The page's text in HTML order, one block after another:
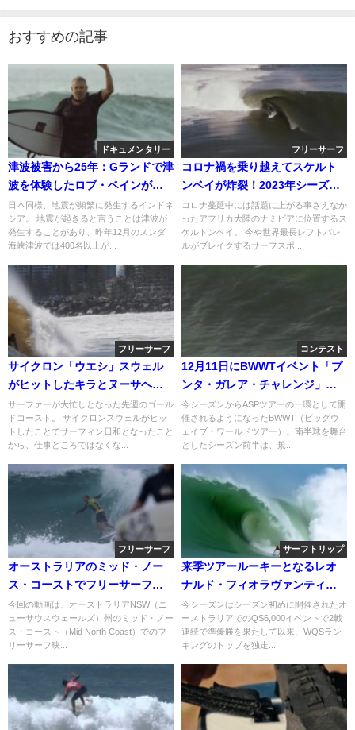
おすすめの記事
ドキュメンタリー
津波被害から25年：Gランドで津
波を体験したロブ・ベインが息
子とトリップ
日本同様、地震が頻繁に発生するインドネ
シア。 地震が起きると言うことは津波が
発生することがあり、昨年12月のスンダ
海峡津波では400名以上が...
フリーサーフ
コロナ禍を乗り越えてスケルト
ンベイが炸裂！2023年シーズン
のドローン動画
コロナ蔓延中には話題に上がる事さえなか
ったアフリカ大陸のナミビアに位置するス
ケルトンベイ。 今や世界最長レフトバレ
ルがブレイクするサーフスポ...
フリーサーフ
サイクロン「ウエシ」スウェル
がヒットしたキラとヌーサヘッ
ズ動画
サーファーが大忙しとなった先週のゴール
ドコースト。 サイクロンスウェルがヒッ
トしたことでサーフィン日和となったこと
から、仕事どころではなくな...
コンテスト
12月11日にBWWTイベント「プ
ンタ・ガレア・チャレンジ」の
開催決定
今シーズンからASPツアーの一環として開
催されるようになったBWWT（ビッグウ
ェイブ・ワールドツアー）。南半球を舞台
としたシーズン前半は、規...
フリーサーフ
オーストラリアのミッド・ノー
ス・コーストでフリーサーフ：
アダム・メリング&ジェームス・
ウッド
今回の動画は、オーストラリアNSW（ニ
ューサウスウェールズ）州のミッド・ノー
ス・コースト（Mid North Coast）でのフ
リーサーフ映...
サーフトリップ
来季ツアールーキーとなるレオ
ナルド・フィオラヴァンティの
ビッグバレル＠ニアス
今シーズンはシーズン初めに開催されたオ
ーストラリアでのQS6,000イベントで2戦
連続で準優勝を果たして以来、WQSラン
キングのトップを独走...